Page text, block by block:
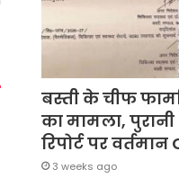
बस्ती के चीफ
का मामला,
रिपोर्ट पर वर्तमान
3 weeks ago